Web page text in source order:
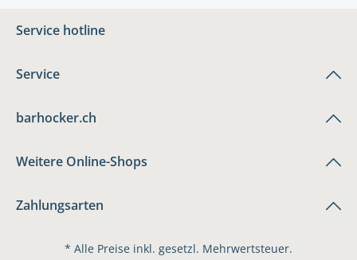
Service hotline
Service
barhocker.ch
Weitere Online-Shops
Zahlungsarten
* Alle Preise inkl. gesetzl. Mehrwertsteuer.